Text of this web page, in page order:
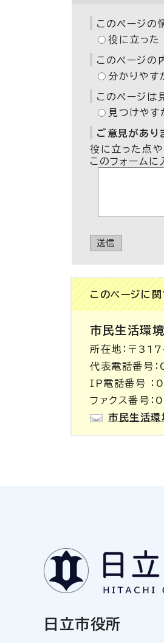
このページの
役に立った
このページの
分かりやす
このページは
見つけやす
ご意見があり
役に立った点や
このフォームに
送信
このページに関
市民生活環
所在地：〒
代表電話番
IP電話番号
ファクス番
市民生活環
日立市役所